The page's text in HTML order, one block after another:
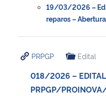
19/03/2026 –
reparos –
PRPGP Edital
018/2026 – EDITAL
PRPGP/